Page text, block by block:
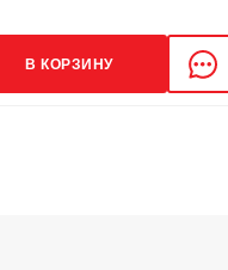
В КОРЗИНУ